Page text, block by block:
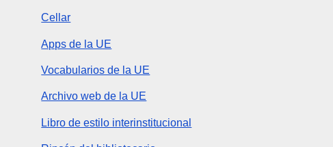
Cellar
Apps de la UE
Vocabularios de la UE
Archivo web de la UE
Libro de estilo interinstitucional